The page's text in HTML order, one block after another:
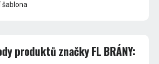
produktů značky FL BRÁNY: